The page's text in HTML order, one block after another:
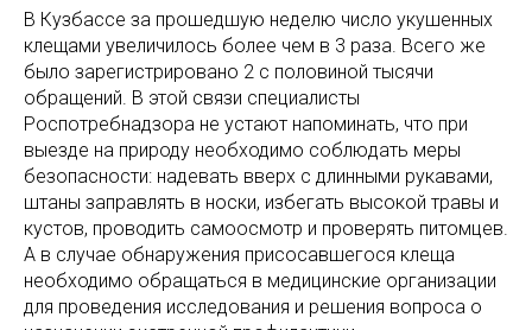
В Кузбассе за прошедшую неделю число укушенных
клещами увеличилось более чем в 3 раза. Всего же
было зарегистрировано 2 с половиной тысячи
обращений. В этой связи специалисты
Роспотребнадзора не устают напоминать, что при
выезде на природу необходимо соблюдать меры
безопасности: надевать вверх с длинными рукавами,
штаны заправлять в носки, избегать высокой травы и
кустов, проводить самоосмотр и проверять питомцев.
А в случае обнаружения присосавшегося клеща
необходимо обращаться в медицинские организации
для проведения исследования и решения вопроса о